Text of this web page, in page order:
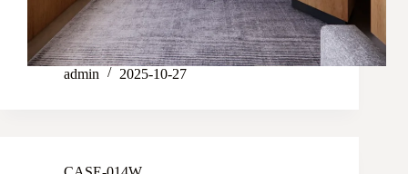
admin 2025-10-27